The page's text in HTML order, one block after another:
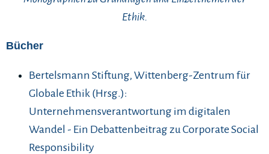
Ethik.
Bücher
Bertelsmann Stiftung, Wittenberg-Zentrum für
Globale Ethik (Hrsg.):
Unternehmensverantwortung im digitalen
Wandel - Ein Debattenbeitrag zu Corporate Social
Responsibility